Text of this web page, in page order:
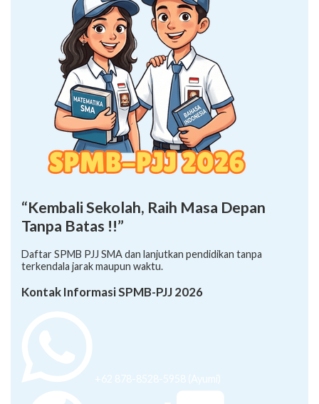
“Kembali Sekolah, Raih Masa Depan
Tanpa Batas !!”
Daftar SPMB PJJ SMA dan lanjutkan pendidikan tanpa
terkendala jarak maupun waktu.
Kontak Informasi SPMB-PJJ 2026
+62 878-8528-5958 (Ayumi)